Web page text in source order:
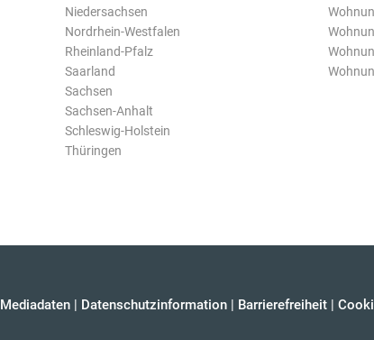
Niedersachsen
Nordrhein-Westfalen
Rheinland-Pfalz
Saarland
Sachsen
Sachsen-Anhalt
Schleswig-Holstein
Thüringen
Mediadaten | Datenschutzinformation | Barrierefreiheit |